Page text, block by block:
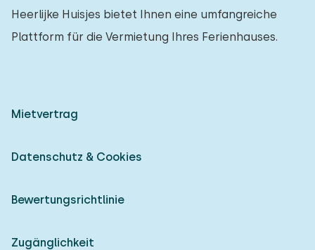
Heerlijke Huisjes bietet Ihnen eine umfangreiche
Plattform für die Vermietung Ihres Ferienhauses.
Mietvertrag
Datenschutz & Cookies
Bewertungsrichtlinie
Zugänglichkeit